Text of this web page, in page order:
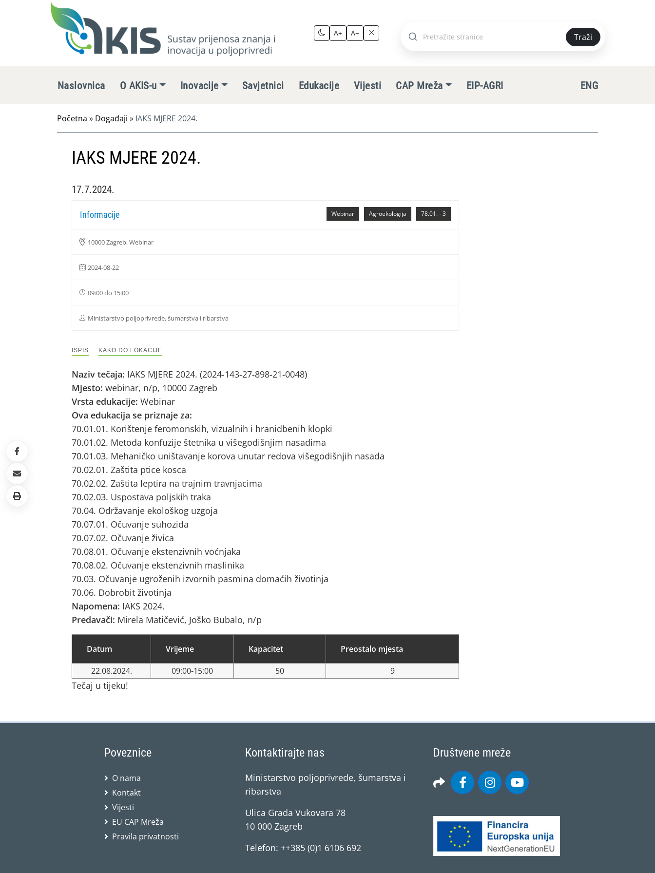
A+ A−
Pretraži
Traži
Naslovnica O AKIS-u Inovacije Savjetnici Edukacije Vijesti CAP Mreža EIP-AGRI ENG
Početna » Događaji » IAKS MJERE 2024.
IAKS MJERE 2024.
17.7.2024.
78.01. - 3
Agroekologija
Webinar
Informacije
10000 Zagreb, Webinar
2024-08-22
09:00 do 15:00
Ministarstvo poljoprivrede, šumarstva i ribarstva
ISPIS KAKO DO LOKACIJE
Naziv tečaja: IAKS MJERE 2024. (2024-143-27-898-21-0048)
Mjesto: webinar, n/p, 10000 Zagreb
Vrsta edukacije: Webinar
Ova edukacija se priznaje za:
70.01.01. Korištenje feromonskih, vizualnih i hranidbenih klopki
70.01.02. Metoda konfuzije štetnika u višegodišnjim nasadima
70.01.03. Mehaničko uništavanje korova unutar redova višegodišnjih nasada
70.02.01. Zaštita ptice kosca
70.02.02. Zaštita leptira na trajnim travnjacima
70.02.03. Uspostava poljskih traka
70.04. Održavanje ekološkog uzgoja
70.07.01. Očuvanje suhozida
70.07.02. Očuvanje živica
70.08.01. Očuvanje ekstenzivnih voćnjaka
70.08.02. Očuvanje ekstenzivnih maslinika
70.03. Očuvanje ugroženih izvornih pasmina domaćih životinja
70.06. Dobrobit životinja
Napomena: IAKS 2024.
Predavači: Mirela Matičević, Joško Bubalo, n/p
Datum Vrijeme Kapacitet Preostalo mjesta
22.08.2024. 09:00-15:00 50 9
Tečaj u tijeku!
Poveznice
O nama
Kontakt
Vijesti
EU CAP Mreža
Pravila privatnosti
Kontaktirajte nas
Ministarstvo poljoprivrede, šumarstva i
ribarstva
Ulica Grada Vukovara 78
10 000 Zagreb
Telefon: ++385 (0)1 6106 692
Društvene mreže